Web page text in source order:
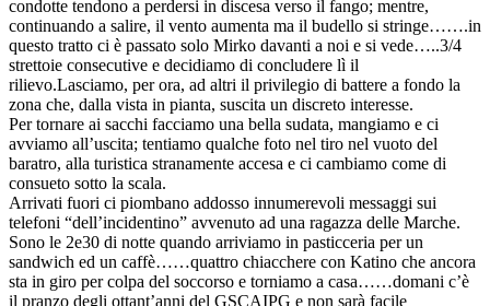
condotte tendono a perdersi in discesa verso il fango; mentre,
continuando a salire, il vento aumenta ma il budello si stringe…….in
questo tratto ci è passato solo Mirko davanti a noi e si vede…..3/4
strettoie consecutive e decidiamo di concludere lì il
rilievo.Lasciamo, per ora, ad altri il privilegio di battere a fondo la
zona che, dalla vista in pianta, suscita un discreto interesse.
Per tornare ai sacchi facciamo una bella sudata, mangiamo e ci
avviamo all’uscita; tentiamo qualche foto nel tiro nel vuoto del
baratro, alla turistica stranamente accesa e ci cambiamo come di
consueto sotto la scala.
Arrivati fuori ci piombano addosso innumerevoli messaggi sui
telefoni “dell’incidentino” avvenuto ad una ragazza delle Marche.
Sono le 2e30 di notte quando arriviamo in pasticceria per un
sandwich ed un caffè……quattro chiacchere con Katino che ancora
sta in giro per colpa del soccorso e torniamo a casa……domani c’è
il pranzo degli ottant’anni del GSCAIPG e non sarà facile